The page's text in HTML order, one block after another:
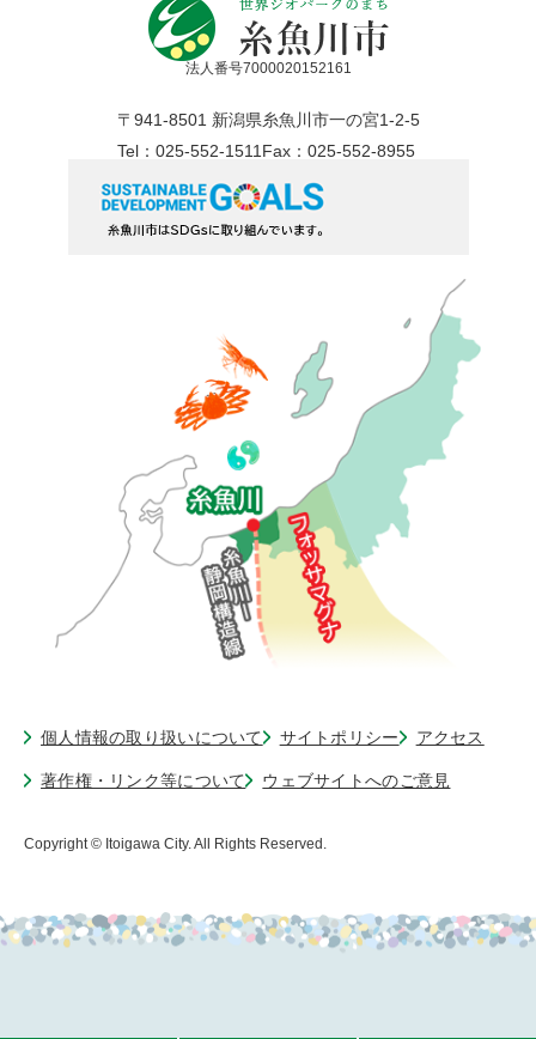
法人番号7000020152161
〒941-8501 新潟県糸魚川市一の宮1-2-5
Tel：025-552-1511 Fax：025-552-8955
個人情報の取り扱いについて サイトポリシー アクセス
著作権・リンク等について ウェブサイトへのご意見
Copyright © Itoigawa City. All Rights Reserved.